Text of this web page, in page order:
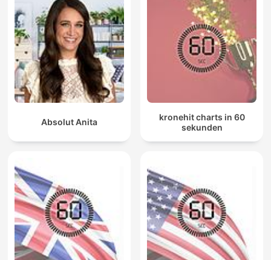
Absolut Anita
kronehit charts in 60
sekunden